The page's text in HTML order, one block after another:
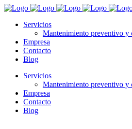
Servicios
Mantenimiento preventivo y
Empresa
Contacto
Blog
Servicios
Mantenimiento preventivo y
Empresa
Contacto
Blog